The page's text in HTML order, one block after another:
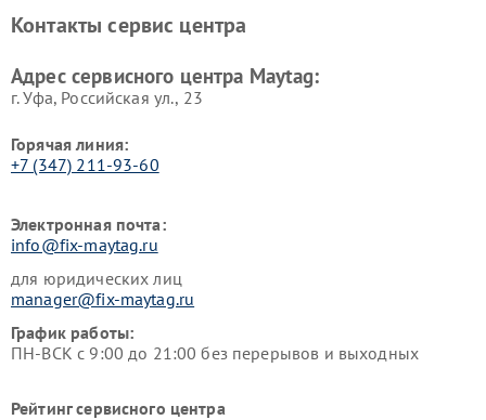
Контакты сервис центра
Адрес сервисного центра Maytag:
г. Уфа, Российская ул., 23
Горячая линия:
+7 (347) 211-93-60
Электронная почта:
info@fix-maytag.ru
для юридических лиц
manager@fix-maytag.ru
График работы:
ПН-ВСК с 9:00 до 21:00 без перерывов и выходных
Рейтинг сервисного центра